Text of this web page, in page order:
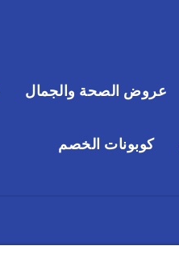
عروض الصحة والجمال
كوبونات الخصم